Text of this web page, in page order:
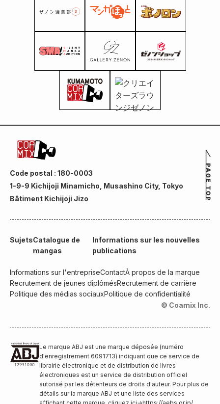
Code postal : 180-0003
1-9-9 Kichijoji Minamicho, Musashino City, Tokyo
Bâtiment Kichijoji Jizo
SujetsCatalogue de
mangas
Informations sur les nouvelles
publications
Informations sur l'entrepriseContactÀ propos de la marque
Recrutement de jeunes diplômésRecrutement de carrière
Politique des médias sociauxPolitique de confidentialité
© Coamix Inc.
Le marque ABJ est une marque déposée (numéro
d'enregistrement 6091713) indiquant que ce service de
librairie électronique et de distribution de livres
électroniques est un service de distribution officiel
autorisé par les détenteurs de droits d'auteur. Pour plus de
détails sur la marque ABJ et une liste des services